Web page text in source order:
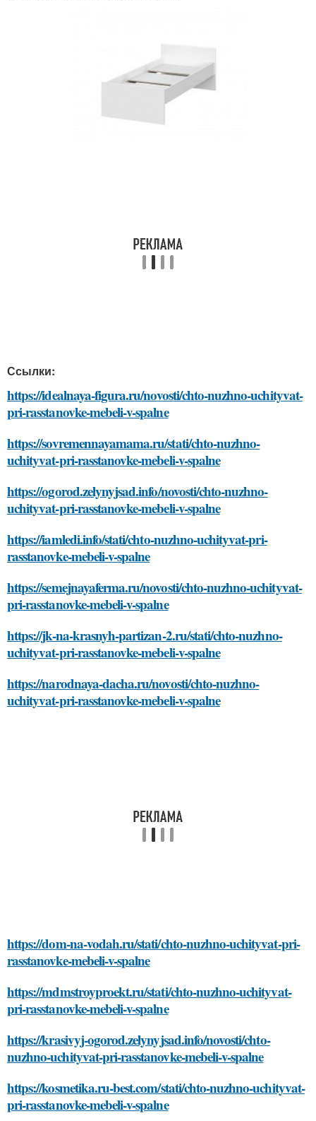
Ссылки:
https://idealnaya-figura.ru/novosti/chto-nuzhno-uchityvat-
pri-rasstanovke-mebeli-v-spalne
https://sovremennayamama.ru/stati/chto-nuzhno-
uchityvat-pri-rasstanovke-mebeli-v-spalne
https://ogorod.zelynyjsad.info/novosti/chto-nuzhno-
uchityvat-pri-rasstanovke-mebeli-v-spalne
https://iamledi.info/stati/chto-nuzhno-uchityvat-pri-
rasstanovke-mebeli-v-spalne
https://semejnayaferma.ru/novosti/chto-nuzhno-uchityvat-
pri-rasstanovke-mebeli-v-spalne
https://jk-na-krasnyh-partizan-2.ru/stati/chto-nuzhno-
uchityvat-pri-rasstanovke-mebeli-v-spalne
https://narodnaya-dacha.ru/novosti/chto-nuzhno-
uchityvat-pri-rasstanovke-mebeli-v-spalne
https://dom-na-vodah.ru/stati/chto-nuzhno-uchityvat-pri-
rasstanovke-mebeli-v-spalne
https://mdmstroyproekt.ru/stati/chto-nuzhno-uchityvat-
pri-rasstanovke-mebeli-v-spalne
https://krasivyj-ogorod.zelynyjsad.info/novosti/chto-
nuzhno-uchityvat-pri-rasstanovke-mebeli-v-spalne
https://kosmetika.ru-best.com/stati/chto-nuzhno-uchityvat-
pri-rasstanovke-mebeli-v-spalne